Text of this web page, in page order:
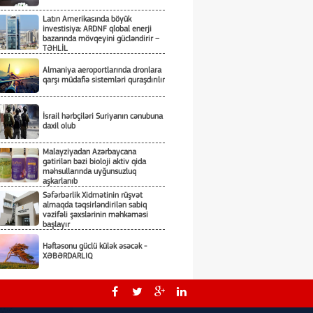
Latın Amerikasında böyük
investisiya: ARDNF qlobal enerji
bazarında mövqeyini gücləndirir –
TƏHLİL
Almaniya aeroportlarında dronlara
qarşı müdafiə sistemləri quraşdırılır
İsrail hərbçiləri Suriyanın cənubuna
daxil olub
Malayziyadan Azərbaycana
gətirilən bəzi bioloji aktiv qida
məhsullarında uyğunsuzluq
aşkarlanıb
Səfərbərlik Xidmətinin rüşvət
almaqda təqsirləndirilən sabiq
vəzifəli şəxslərinin məhkəməsi
başlayır
Həftəsonu güclü külək əsəcək -
XƏBƏRDARLIQ
Zelenski: "Yaroslavl" neft emalı
zavoduna endirilən zərbə uğurlu